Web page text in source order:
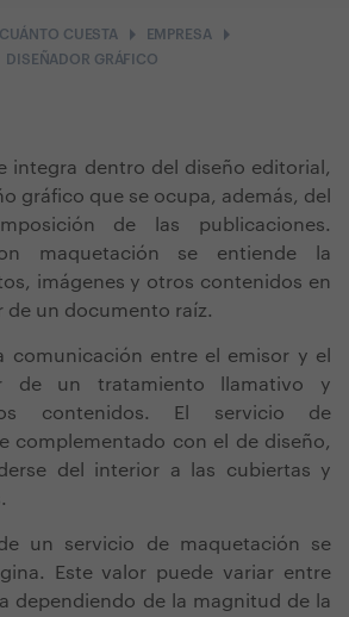
CUÁNTO CUESTA arrow_right EMPRESAarrow_right
DISEÑADOR GRÁFICO
integra dentro del diseño editorial,
gráfico que se ocupa, además, del
de las publicaciones.
maquetación se entiende la
imágenes y otros contenidos en
de un documento raíz.
comunicación entre el emisor y el
de un tratamiento llamativo y
contenidos. El servicio de
complementado con el de diseño,
del interior a las cubiertas y
un servicio de maquetación se
Este valor puede variar entre
dependiendo de la magnitud de la